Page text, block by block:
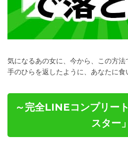
気になるあの女に、今から、この方法
手のひらを返したように、あなたに食
～完全LINEコンプリー
スター」